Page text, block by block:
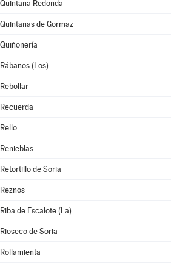
Quintana Redonda
Quintanas de Gormaz
Quiñonería
Rábanos (Los)
Rebollar
Recuerda
Rello
Renieblas
Retortillo de Soria
Reznos
Riba de Escalote (La)
Rioseco de Soria
Rollamienta